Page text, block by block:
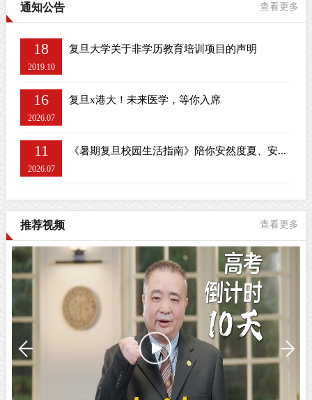
通知公告 查看更多
18
2019.10
复旦大学关于非学历教育培训项目的声明
16
2026.07
复旦x港大！未来医学，等你入席
11
2026.07
《暑期复旦校园生活指南》陪你安然度夏、安...
推荐视频 查看更多